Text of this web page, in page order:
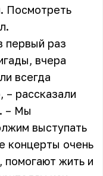
Посмотреть
первый раз
вчера
всегда
– рассказали
. – Мы
выступать
концерты очень
помогают жить и